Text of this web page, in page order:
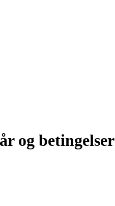
og betingelser